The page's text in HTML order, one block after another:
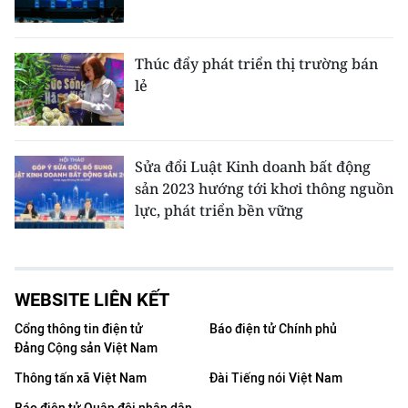
Thúc đẩy phát triển thị trường bán
lẻ
Sửa đổi Luật Kinh doanh bất động
sản 2023 hướng tới khơi thông nguồn
lực, phát triển bền vững
WEBSITE LIÊN KẾT
Cổng thông tin điện tử
Đảng Cộng sản Việt Nam
Báo điện tử Chính phủ
Thông tấn xã Việt Nam
Đài Tiếng nói Việt Nam